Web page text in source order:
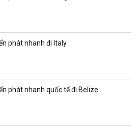
phát nhanh đi Italy
phát nhanh quốc tế đi Belize